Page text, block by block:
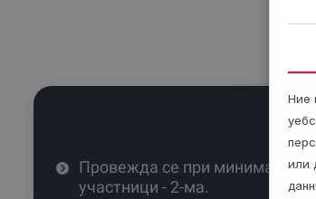
Провежда се при минимален
участници - 2-ма.
Ние
или